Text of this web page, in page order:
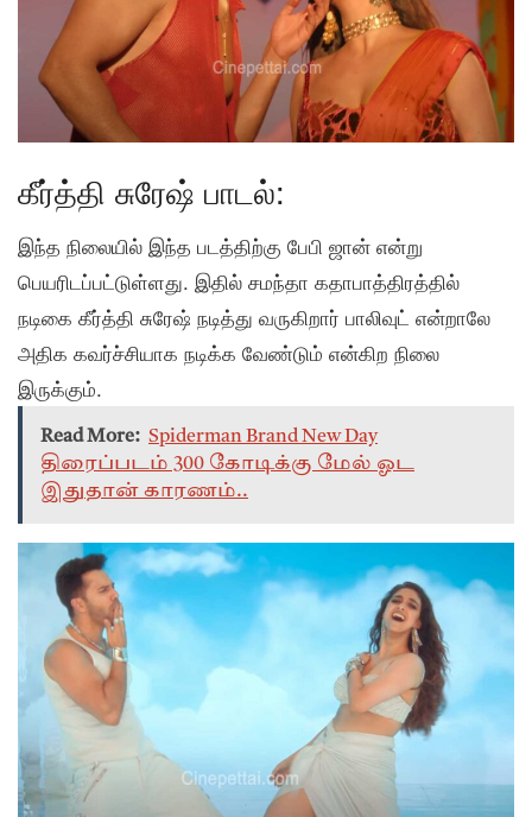
கீர்த்தி சுரேஷ் பாடல்:
இந்த நிலையில் இந்த படத்திற்கு பேபி ஜான் என்று
பெயரிடப்பட்டுள்ளது. இதில் சமந்தா கதாபாத்திரத்தில்
நடிகை கீர்த்தி சுரேஷ் நடித்து வருகிறார் பாலிவுட் என்றாலே
அதிக கவர்ச்சியாக நடிக்க வேண்டும் என்கிற நிலை
இருக்கும்.
Read More: Spiderman Brand New Day
திரைப்படம் 300 கோடிக்கு மேல் ஓட
இதுதான் காரணம்..